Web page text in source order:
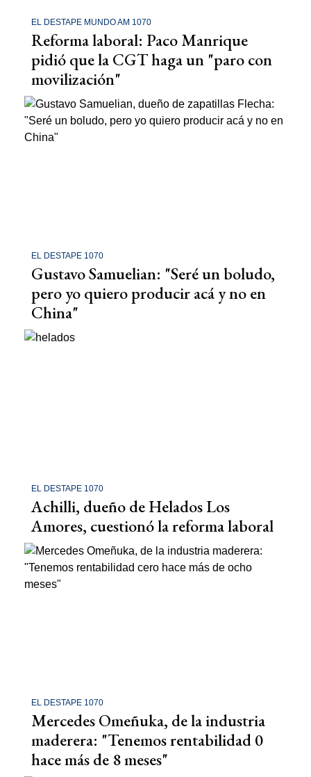
EL DESTAPE MUNDO AM 1070
Reforma laboral: Paco Manrique
pidió que la CGT haga un "paro con
movilización"
EL DESTAPE 1070
Gustavo Samuelian: "Seré un boludo,
pero yo quiero producir acá y no en
China"
EL DESTAPE 1070
Achilli, dueño de Helados Los
Amores, cuestionó la reforma laboral
EL DESTAPE 1070
Mercedes Omeñuka, de la industria
maderera: "Tenemos rentabilidad 0
hace más de 8 meses"